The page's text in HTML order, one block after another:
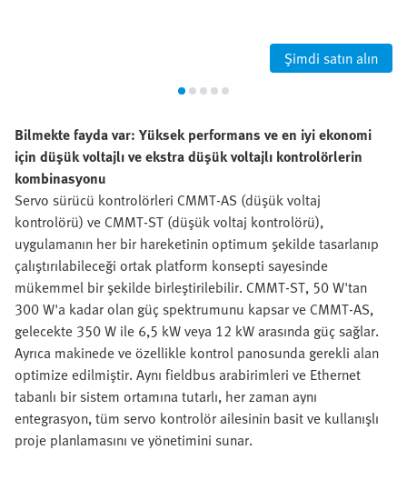
Şimdi satın alın
Bilmekte fayda var: Yüksek performans ve en iyi ekonomi
için düşük voltajlı ve ekstra düşük voltajlı kontrolörlerin
kombinasyonu
Servo sürücü kontrolörleri CMMT-AS (düşük voltaj
kontrolörü) ve CMMT-ST (düşük voltaj kontrolörü),
uygulamanın her bir hareketinin optimum şekilde tasarlanıp
çalıştırılabileceği ortak platform konsepti sayesinde
mükemmel bir şekilde birleştirilebilir. CMMT-ST, 50 W'tan
300 W'a kadar olan güç spektrumunu kapsar ve CMMT-AS,
gelecekte 350 W ile 6,5 kW veya 12 kW arasında güç sağlar.
Ayrıca makinede ve özellikle kontrol panosunda gerekli alan
optimize edilmiştir. Aynı fieldbus arabirimleri ve Ethernet
tabanlı bir sistem ortamına tutarlı, her zaman aynı
entegrasyon, tüm servo kontrolör ailesinin basit ve kullanışlı
proje planlamasını ve yönetimini sunar.